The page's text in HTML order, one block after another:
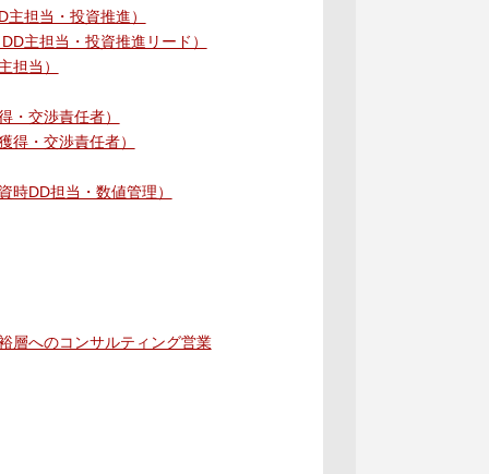
担当・投資推進）
主担当・投資推進リード）
担当）
交渉責任者）
・交渉責任者）
DD担当・数値管理）
層へのコンサルティング営業